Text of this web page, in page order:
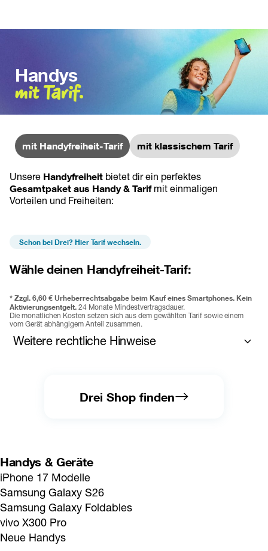
Handys
mit Tarif.
mit Handyfreiheit-Tarif mit klassischem Tarif
Unsere Handyfreiheit bietet dir ein perfektes
Gesamtpaket aus Handy & Tarif mit einmaligen
Vorteilen und Freiheiten:
Schon bei Drei? Hier Tarif wechseln.
Wähle deinen Handyfreiheit-Tarif:
* Zzgl. 6,60 € Urheberrechtsabgabe beim Kauf eines Smartphones. Kein
Aktivierungsentgelt. 24 Monate Mindestvertragsdauer.
Die monatlichen Kosten setzen sich aus dem gewählten Tarif sowie einem
vom Gerät abhängigem Anteil zusammen.
Weitere rechtliche Hinweise
Gerätetausch (frühestens 12 Monate vor Ablauf der MVD
möglich) pro offenem Monat der Mindestvertragsdauer, wird
ist. Anmeldbar bis einschließlich 27 Jahre.
die Nutzung beträgt 6 Jahre. Pro Nutzer:in kann nur ein Tarif
angemeldet werden. Details:
ist ein gültiger amtlicher Lichtbildausweis (Reisepass oder
Personalausweis) jener Person erforderlich, die den Tarif nutzt.
Bei Nichterfüllung der Voraussetzungen wird der Jugend+ Vorteil
nach einer entsprechenden Überprüfung entfernt. Mit dem 28.
Geburtstag entfallen alle gewährten Jugend+ Vorteile.
dann die regulären Preise und Bedingungen des jeweiligen Tarifs
ohne Jugend+ Vorteil
Drei Shop finden
Handys & Geräte
iPhone 17 Modelle
Samsung Galaxy S26
Samsung Galaxy Foldables
vivo X300 Pro
Neue Handys